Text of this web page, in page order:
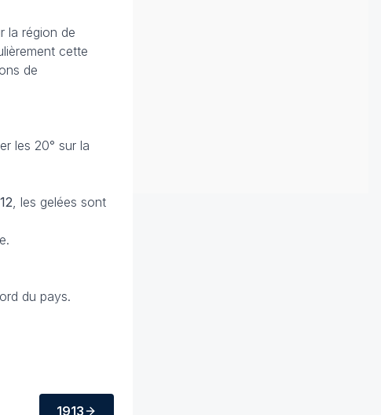
la région de
cette
de
les 20° sur la
, les gelées sont
du pays.
1913